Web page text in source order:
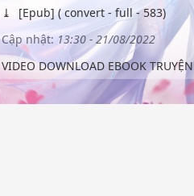
[Epub] ( convert - full - 583)
Cập nhật:13:30 - 21/08/2022
VIDEO DOWNLOAD EBOOK TRUYỆN